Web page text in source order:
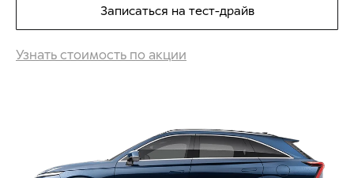
Записаться на тест-драйв
Узнать стоимость по акции